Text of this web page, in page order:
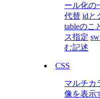
ール化の
代替 idと
tableのこ
ス指定
む記述
CSS
マルチカ
像を表示